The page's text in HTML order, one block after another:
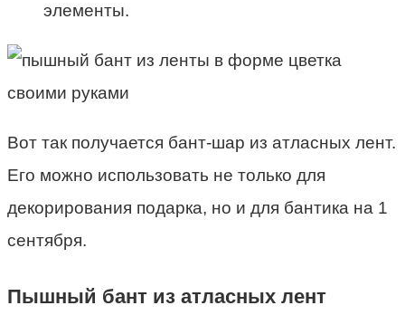
элементы.
Вот так получается бант-шар из атласных лент.
Его можно использовать не только для
декорирования подарка, но и для бантика на 1
сентября.
Пышный бант из атласных лент